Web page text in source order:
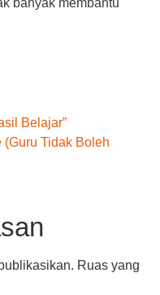
banyak membantu
Belajar”
Tidak Boleh
Ruas yang